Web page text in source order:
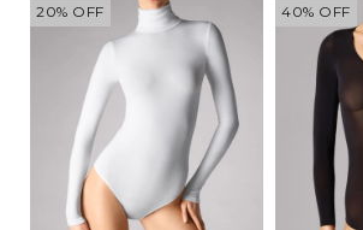
20% OFF 40% OFF